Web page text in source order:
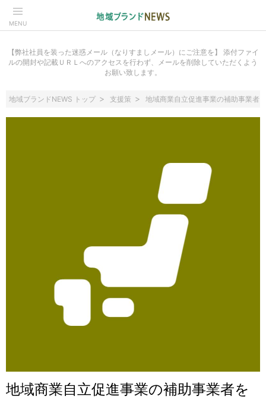
MENU
【弊社社員を装った迷惑メール（なりすましメール）にご注意を】 添付ファイ
ルの開封や記載ＵＲＬへのアクセスを行わず、メールを削除していただくよう
お願い致します。
地域ブランドNEWS トップ 支援策 地域商業自立促進事業の補助事業者
地域商業自立促進事業の補助事業者を